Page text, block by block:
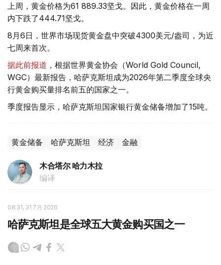
上周，黄金价格为61 889.33坚戈。因此，黄金价格在一周
内下跌了444.71坚戈。
8月6日，世界市场现货黄金盘中突破4300美元/盎司，为近
七周来首次。
据此前报道 ，根据世界黄金协会（World Gold Council,
WGC）最新报告，哈萨克斯坦成为2026年第二季度全球央
行黄金购买量排名前五的国家之一。
季度报告显示，哈萨克斯坦国家银行黄金储备增加了15吨。
黄金储备 哈萨克斯坦 经济 金融
木合塔尔 哈力木拉
编译
08:31, 31 7月 2026
哈萨克斯坦是全球五大黄金购买国之一